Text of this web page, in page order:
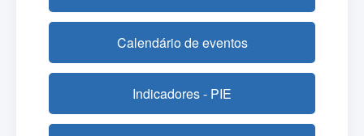
Calendário de eventos
Indicadores - PIE